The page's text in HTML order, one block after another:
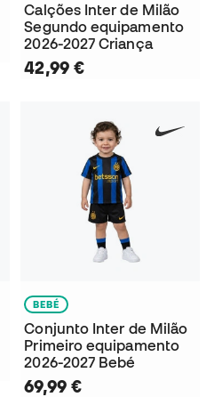
Calções Inter de Milão
Segundo equipamento
2026-2027 Criança
42,99 €
BEBÉ
Conjunto Inter de Milão
Primeiro equipamento
2026-2027 Bebé
69,99 €